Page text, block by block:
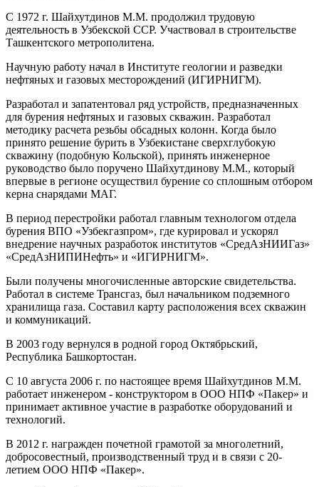
С 1972 г. Шайхутдинов М.М. продолжил трудовую
деятельность в Узбекской ССР. Участвовал в строительстве
Ташкентского метрополитена.
Научную работу начал в Институте геологии и разведки
нефтяных и газовых месторождений (ИГИРНИГМ).
Разработал и запатентовал ряд устройств, предназначенных
для бурения нефтяных и газовых скважин. Разработал
методику расчета резьбы обсадных колонн. Когда было
принято решение бурить в Узбекистане сверхглубокую
скважину (подобную Кольской), принять инженерное
руководство было поручено Шайхутдинову М.М., который
впервые в регионе осуществил бурение со сплошным отбором
керна снарядами МАГ.
В период перестройки работал главным технологом отдела
бурения ВПО «Узбекгазпром», где курировал и ускорял
внедрение научных разработок институтов «СредАзНИИГаз»
«СредАзНИПИНефть» и «ИГИРНИГМ».
Были получены многочисленные авторские свидетельства.
Работал в системе Трансгаз, был начальником подземного
хранилища газа. Составил карту расположения всех скважин
и коммуникаций.
В 2003 году вернулся в родной город Октябрьский,
Республика Башкортостан.
С 10 августа 2006 г. по настоящее время Шайхутдинов М.М.
работает инженером - конструктором в ООО НПФ «Пакер» и
принимает активное участие в разработке оборудований и
технологий.
В 2012 г. награжден почетной грамотой за многолетний,
добросовестный, производственный труд и в связи с 20-
летием ООО НПФ «Пакер».